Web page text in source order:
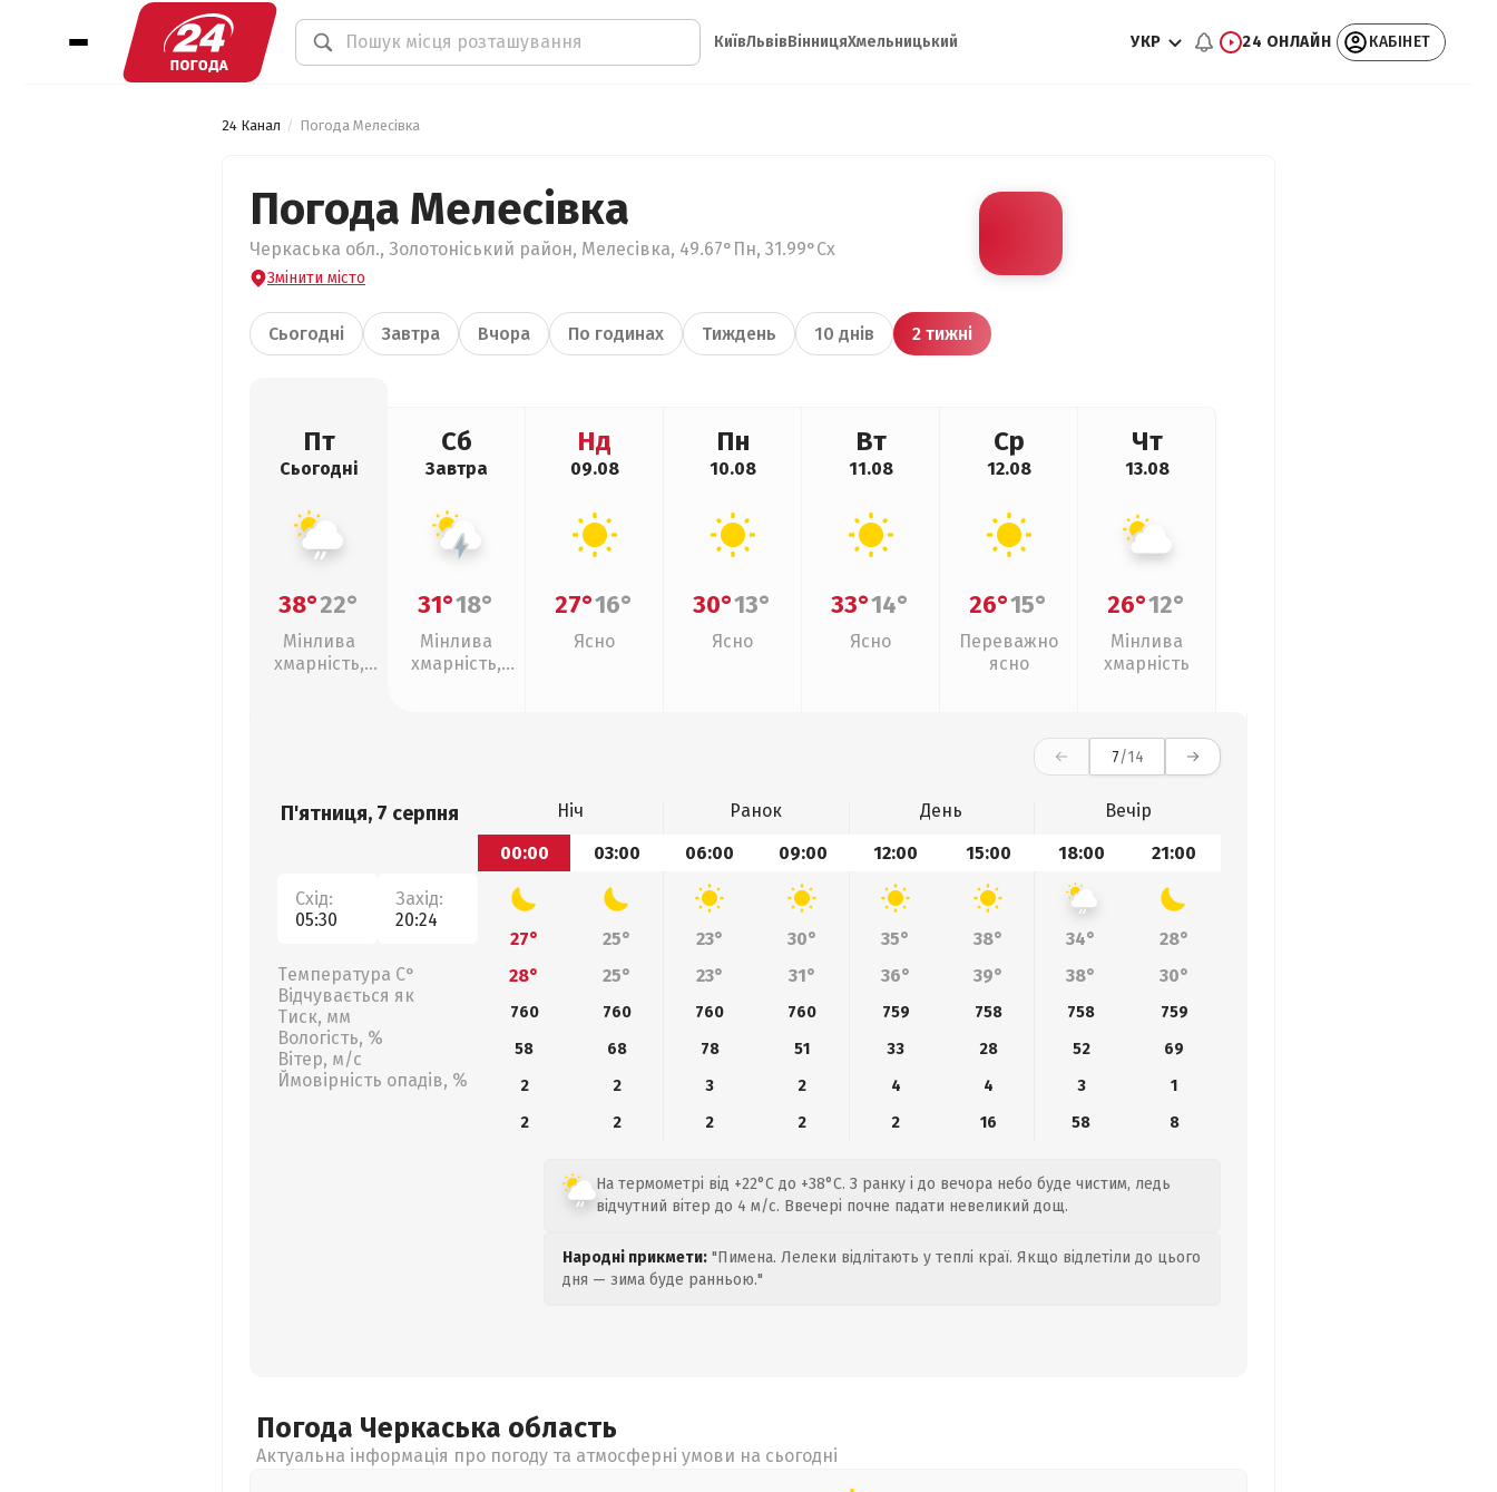
КиївЛьвівВінницяХмельницький УКР 24 ОНЛАЙН КАБІНЕТ
24 Канал Погода Мелесівка
Погода Мелесівка
Черкаська обл., Золотоніський район, Мелесівка, 49.67°Пн, 31.99°Сх
Змінити місто
Сьогодні Завтра Вчора По годинах Тиждень 10 днів 2 тижні
Пт
Сьогодні
38°22°
Мінлива
хмарність,
Сб
Завтра
31°18°
Мінлива
хмарність,
Нд
09.08
27°16°
Ясно
Пн
10.08
30°13°
Ясно
Вт
11.08
33°14°
Ясно
Ср
12.08
26°15°
Переважно
ясно
Чт
13.08
26°12°
Мінлива
хмарність
7/14
П'ятниця, 7 серпня
Схід:
05:30
Захід:
20:24
Температура С°
Відчувається як
Тиск, мм
Вологість, %
Вітер, м/с
Ймовірність опадів, %
Ніч Ранок День
Вечір
00:00
03:00 06:00 09:00 12:00 15:00 18:00 21:00
27° 25° 23° 30° 35° 38° 34°
28°
28°
25° 23° 31° 36° 39° 38° 30°
760 760 760 760 759 758 758
759
58
68 78 51 33 28 52
69
2
2 3 2 4 4 3
1
2
2 2 2 2 16 58 8
На термометрі від +22°C до +38°C. З ранку і до вечора небо буде чистим, ледь
відчутний вітер до 4 м/с. Ввечері почне падати невеликий дощ.
Народні прикмети: "Пимена. Лелеки відлітають у теплі краї. Якщо відлетіли до цього
дня — зима буде ранньою."
Погода Черкаська область
Актуальна інформація про погоду та атмосферні умови на сьогодні